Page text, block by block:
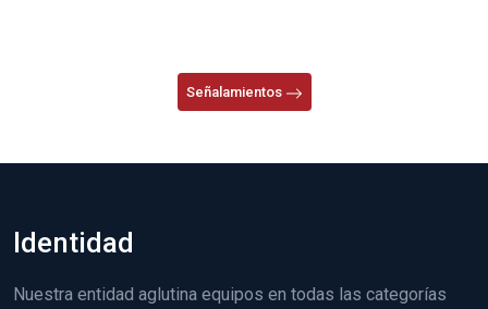
Señalamientos
Identidad
Nuestra entidad aglutina equipos en todas las categorías